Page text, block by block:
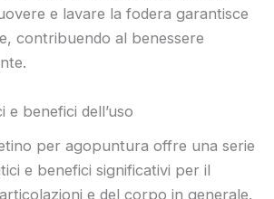
e lavare la fodera garantisce
contribuendo al benessere
benefici dell’uso
per agopuntura offre una serie
e benefici significativi per il
e del corpo in generale.